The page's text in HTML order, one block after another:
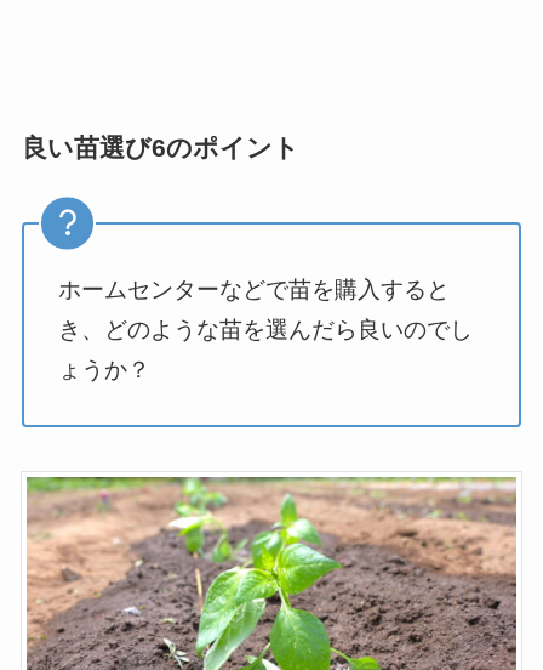
良い苗選び6のポイント
ホームセンターなどで苗を購入すると
き、どのような苗を選んだら良いのでし
ょうか？